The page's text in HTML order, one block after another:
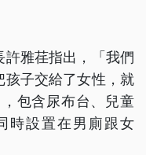
雅荏指出，「我們
孩子交給了女性，就
包含尿布台、兒童
時設置在男廁跟女